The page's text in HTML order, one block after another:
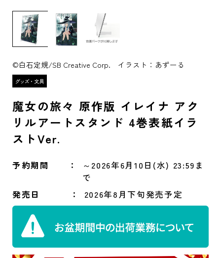
©白石定規/SB Creative Corp. イラスト：あずーる
魔女の旅々 原作版 イレイナ アク
リルアートスタンド 4巻表紙イラ
ストVer.
予約期間
～2026年6月10日(水) 23:59ま
で
発売日
2026年8月下旬発売予定